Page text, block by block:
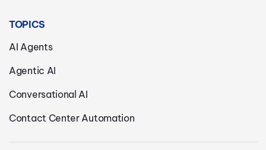
TOPICS
AI Agents
Agentic AI
Conversational AI
Contact Center Automation